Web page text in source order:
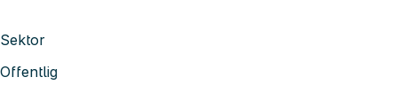
Sektor
Offentlig